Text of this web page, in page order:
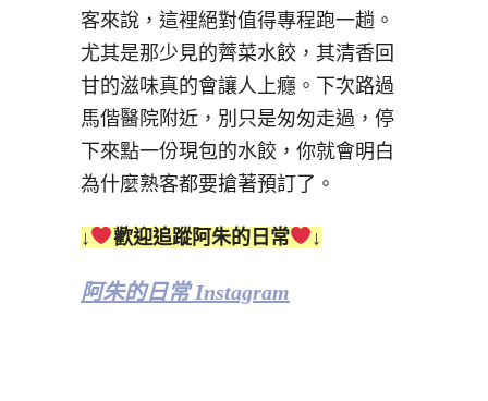
客來說，這裡絕對值得專程跑一趟。
尤其是那少見的薺菜水餃，其清香回
甘的滋味真的會讓人上癮。下次路過
馬偕醫院附近，別只是匆匆走過，停
下來點一份現包的水餃，你就會明白
為什麼熟客都要搶著預訂了。
↓ 歡迎追蹤阿朱的日常 ↓
阿朱的日常 Instagram